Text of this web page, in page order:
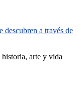
descubren a través de
historia, arte y vida